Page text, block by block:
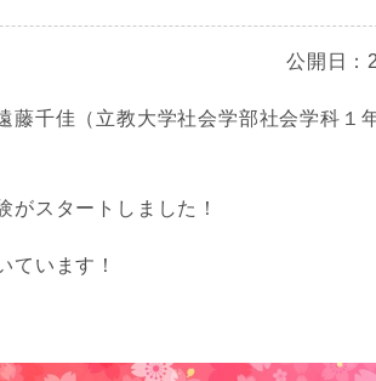
公開日：
藤千佳（立教大学社会学部社会学科１
がスタートしました！
ています！